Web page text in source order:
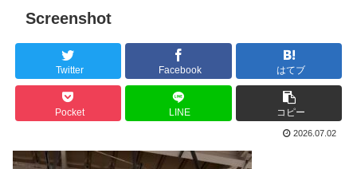
Screenshot
Twitter Facebook はてブ
Pocket LINE コピー
2026.07.02